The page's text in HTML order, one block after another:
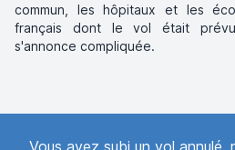
commun, les hôpitaux et les
français dont le vol était
s'annonce compliquée.
Vous avez subi un vol annulé,